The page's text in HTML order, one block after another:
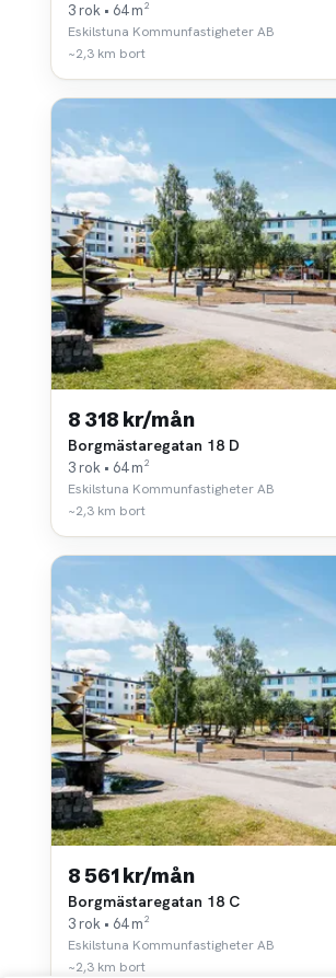
3 rok • 64 m²
Eskilstuna Kommunfastigheter AB
~2,3 km bort
8 318 kr/mån
Borgmästaregatan 18 D
3 rok • 64 m²
Eskilstuna Kommunfastigheter AB
~2,3 km bort
8 561 kr/mån
Borgmästaregatan 18 C
3 rok • 64 m²
Eskilstuna Kommunfastigheter AB
~2,3 km bort